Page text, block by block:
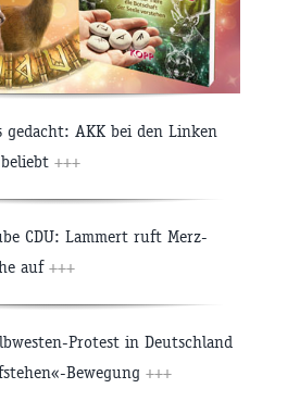
gedacht: AKK bei den Linken
+++
CDU: Lammert ruft Merz-
auf +++
Protest in Deutschland
Bewegung +++